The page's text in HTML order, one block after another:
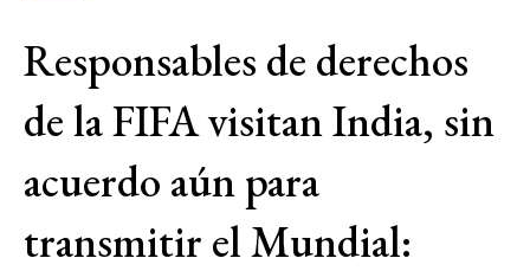
Responsables de derechos
de la FIFA visitan India, sin
acuerdo aún para
transmitir el Mundial: